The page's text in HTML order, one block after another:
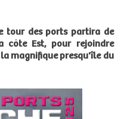
tour des ports partira de
côte Est, pour rejoindre
magnifique presqu'île du